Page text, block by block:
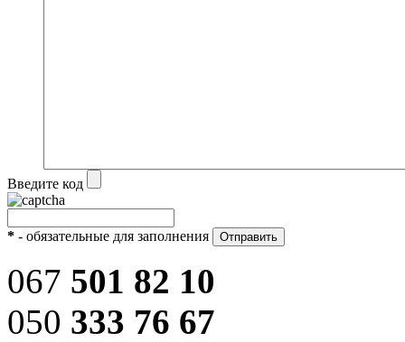
Введите код
* - обязательные для заполнения
067 501 82 10
050 333 76 67